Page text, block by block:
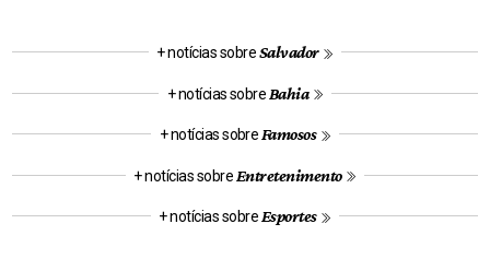
+ notícias sobreSalvador
+ notícias sobre Bahia
+ notícias sobre Famosos
+ notícias sobre Entretenimento
+ notícias sobre Esportes